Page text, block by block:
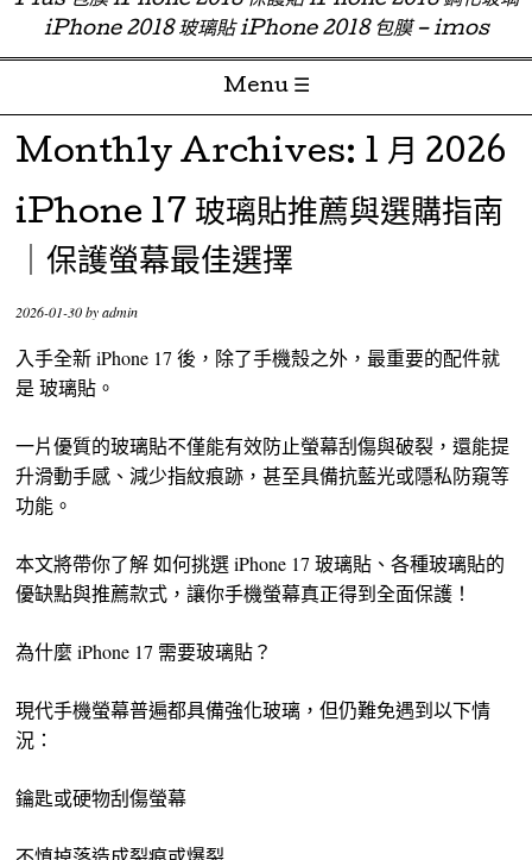
iPhone 2018 玻璃貼 iPhone 2018 包膜 – imos
Menu ☰
Skip to content
Monthly Archives: 1 月 2026
iPhone 17 玻璃貼推薦與選購指南
｜保護螢幕最佳選擇
2026-01-30byadmin
入手全新 iPhone 17 後，除了手機殼之外，最重要的配件就
是 玻璃貼。
一片優質的玻璃貼不僅能有效防止螢幕刮傷與破裂，還能提
升滑動手感、減少指紋痕跡，甚至具備抗藍光或隱私防窺等
功能。
本文將帶你了解 如何挑選 iPhone 17 玻璃貼、各種玻璃貼的
優缺點與推薦款式，讓你手機螢幕真正得到全面保護！
為什麼 iPhone 17 需要玻璃貼？
現代手機螢幕普遍都具備強化玻璃，但仍難免遇到以下情
況：
鑰匙或硬物刮傷螢幕